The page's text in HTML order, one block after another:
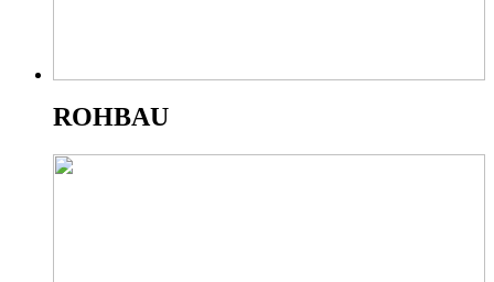
ROHBAU